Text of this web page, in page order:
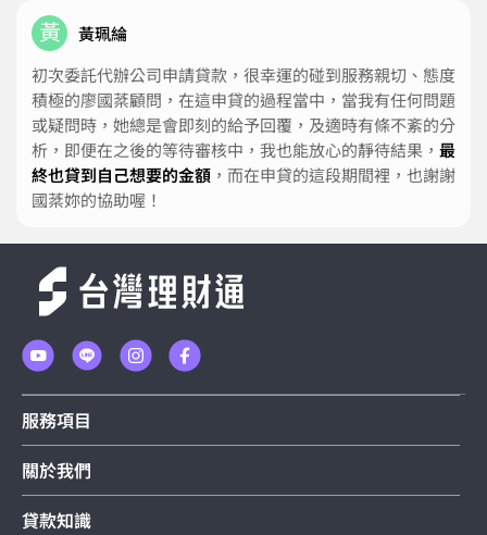
黃
黃珮綸
初次委託代辦公司申請貸款，很幸運的碰到服務親切、態度
積極的廖國棻顧問，在這申貸的過程當中，當我有任何問題
或疑問時，她總是會即刻的給予回覆，及適時有條不紊的分
析，即便在之後的等待審核中，我也能放心的靜待結果， 最
終也貸到自己想要的金額 ，而在申貸的這段期間裡，也謝謝
國棻妳的協助喔！
服務項目
關於我們
貸款知識